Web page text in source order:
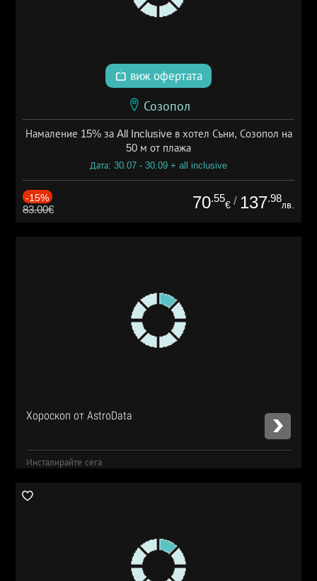
виж офертата
Созопол
Намаление 15% за All Inclusive в хотел Съни, Созопол на
50 м от плажа
Дата: 30.07 - 30.09 + all inclusive
-15%
83.00€ 70.55
€ / 137.98
лв.
Хороскоп от AstroData
Инсталирайте сега